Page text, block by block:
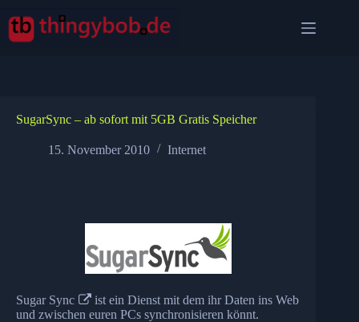
Inhalt
springen
SugarSync – ab sofort mit 5GB Gratis Speicher
15. November 2010 Internet
Sugar Sync
ist ein Dienst mit dem ihr Daten ins Web
und zwischen euren PCs synchronisieren könnt.